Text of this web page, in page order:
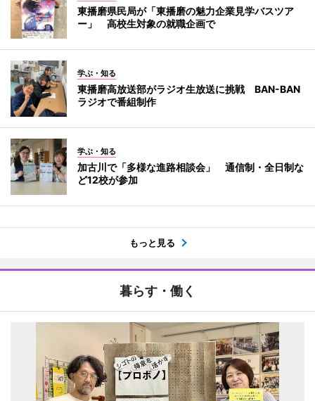
東播磨県民局が「東播磨の魅力企業見学バスツア
ー」 高校生対象の就職企画で
学ぶ・知る
東播磨高放送部がラジオ生放送に挑戦 BAN-BAN
ラジオで番組制作
学ぶ・知る
加古川で「多様な進路相談会」 通信制・全日制な
ど12校が参加
もっと見る
暮らす・働く